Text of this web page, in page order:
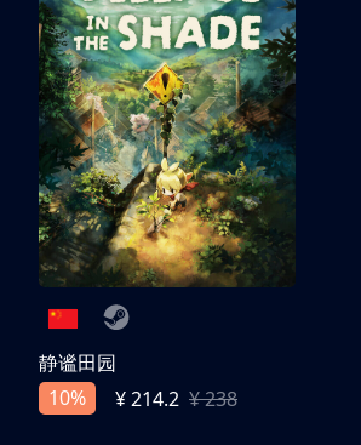
静谧田园
10%
¥ 214.2 ¥ 238